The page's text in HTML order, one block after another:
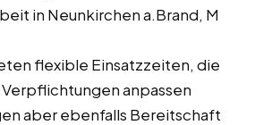
in Neunkirchen a.Brand, M
flexible Einsatzzeiten, die
anpassen
aber ebenfalls Bereitschaft